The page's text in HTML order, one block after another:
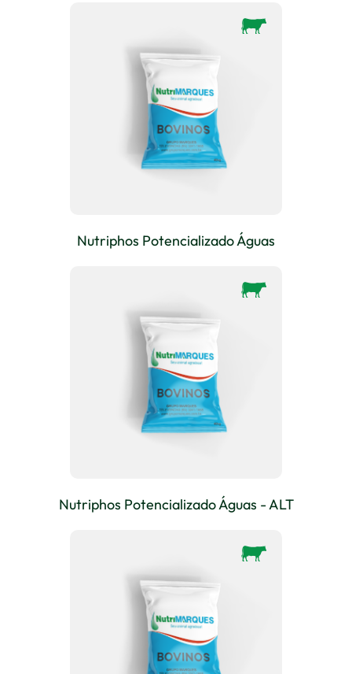
Nutriphos Potencializado Águas
Nutriphos Potencializado Águas - ALT